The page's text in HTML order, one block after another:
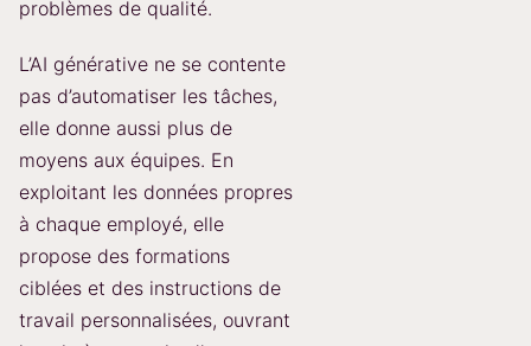
problèmes de qualité.
L’AI générative ne se contente
pas d’automatiser les tâches,
elle donne aussi plus de
moyens aux équipes. En
exploitant les données propres
à chaque employé, elle
propose des formations
ciblées et des instructions de
travail personnalisées, ouvrant